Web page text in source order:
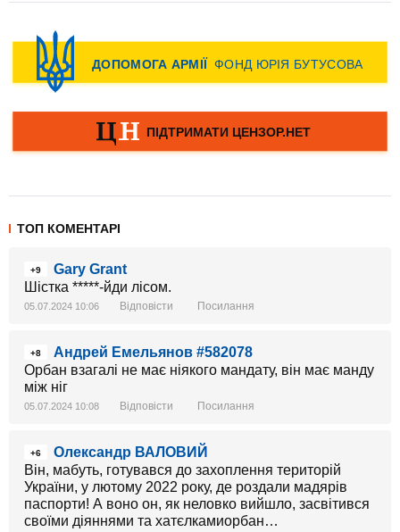
ТОП КОМЕНТАРІ
+9
Gary Grant
Шістка *****-йди лісом.
05.07.2024 10:06 Відповісти Посилання
+8
Андрей Емельянов #582078
Орбан взагалі не має ніякого мандату, він має манду
між ніг
05.07.2024 10:08 Відповісти Посилання
+6
Олександр ВАЛОВИЙ
Він, мабуть, готувався до захоплення територій
України, у лютому 2022 року, де роздали мадярів
паспорти! А воно он, як неловко вийшло, засвітився
своїми діяннями та хатєлкамиорбан…